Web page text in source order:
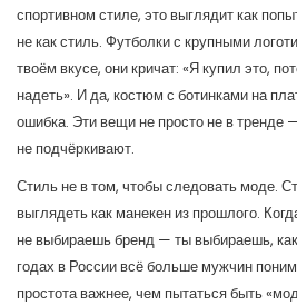
спортивном стиле, это выглядит как
не как стиль. Футболки с крупными
твоём вкусе, они кричат: «Я купил это,
надеть». И да, костюм с ботинками на
ошибка. Эти вещи не просто не в тренде
не подчёркивают.
Стиль не в том, чтобы следовать моде.
выглядеть как манекен из прошлого.
не выбираешь бренд — ты выбираешь,
годах в России всё больше мужчин
простота важнее, чем пытаться быть